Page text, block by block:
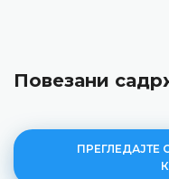
Повезани
ПРЕГЛЕДАЈТЕ